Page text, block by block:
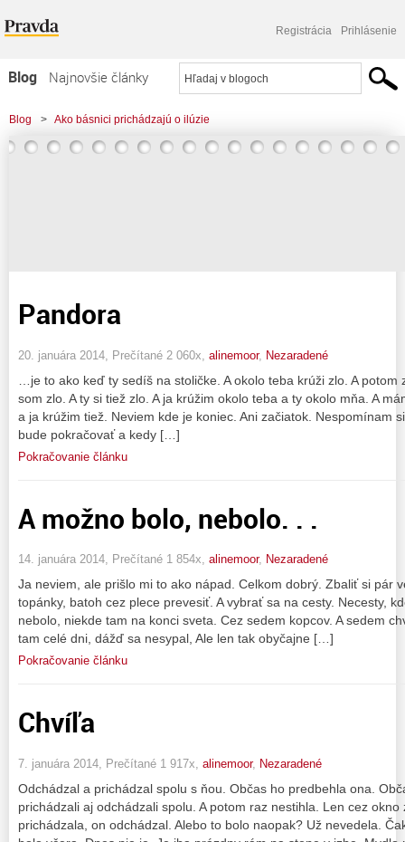
Registrácia Prihlásenie
Blog
Najnovšie články
Najčítanejšie články
Najkomentovanejšie články
Blog > Ako básnici prichádzajú o ilúzie
Pandora
20. januára 2014, Prečítané 2 060x, alinemoor, Nezaradené
…je to ako keď ty sedíš na stoličke. A okolo teba krúži zlo. A potom
som zlo. A ty si tiež zlo. A ja krúžim okolo teba a ty okolo mňa. A
a ja krúžim tiež. Neviem kde je koniec. Ani začiatok. Nespomínam
bude pokračovať a kedy […]
Pokračovanie článku
A možno bolo, nebolo. . .
14. januára 2014, Prečítané 1 854x, alinemoor, Nezaradené
Ja neviem, ale prišlo mi to ako nápad. Celkom dobrý. Zbaliť si pár
topánky, batoh cez plece prevesiť. A vybrať sa na cesty. Necesty,
nebolo, niekde tam na konci sveta. Cez sedem kopcov. A sedem
tam celé dni, dážď sa nesypal, Ale len tak obyčajne […]
Pokračovanie článku
Chvíľa
7. januára 2014, Prečítané 1 917x, alinemoor, Nezaradené
Odchádzal a prichádzal spolu s ňou. Občas ho predbehla ona.
prichádzali aj odchádzali spolu. A potom raz nestihla. Len cez
prichádzala, on odchádzal. Alebo to bolo naopak? Už nevedela.